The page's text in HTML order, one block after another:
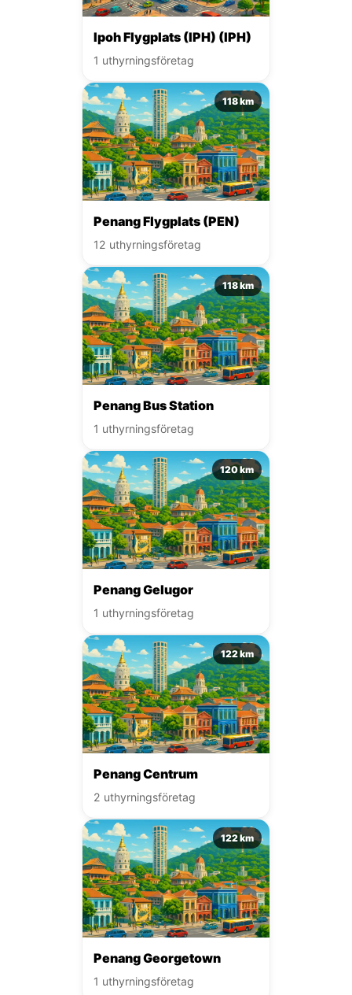
Ipoh Flygplats (IPH) (IPH)
1 uthyrningsföretag
118 km
Penang Flygplats (PEN)
12 uthyrningsföretag
118 km
Penang Bus Station
1 uthyrningsföretag
120 km
Penang Gelugor
1 uthyrningsföretag
122 km
Penang Centrum
2 uthyrningsföretag
122 km
Penang Georgetown
1 uthyrningsföretag